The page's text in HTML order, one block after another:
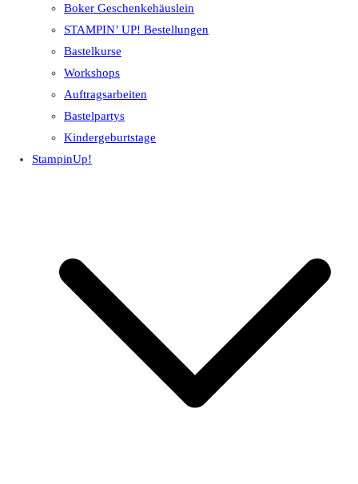
Boker Geschenkehäuslein
STAMPIN’ UP! Bestellungen
Bastelkurse
Workshops
Auftragsarbeiten
Bastelpartys
Kindergeburtstage
StampinUp!